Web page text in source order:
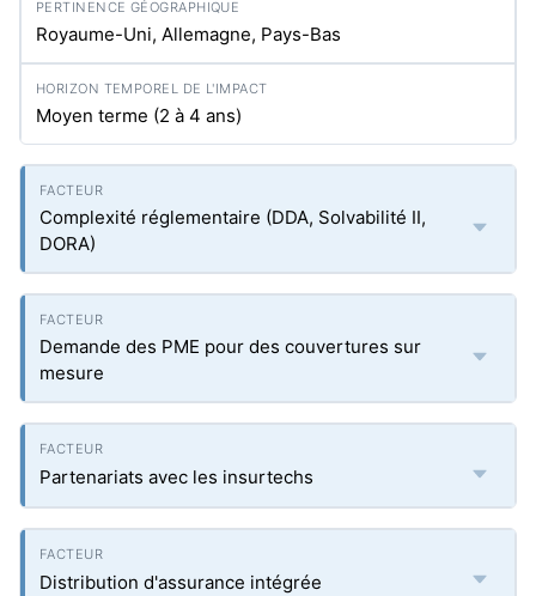
Royaume-Uni, Allemagne, Pays-Bas
Moyen terme (2 à 4 ans)
Complexité réglementaire (DDA, Solvabilité II,
DORA)
Demande des PME pour des couvertures sur
mesure
Partenariats avec les insurtechs
Distribution d'assurance intégrée